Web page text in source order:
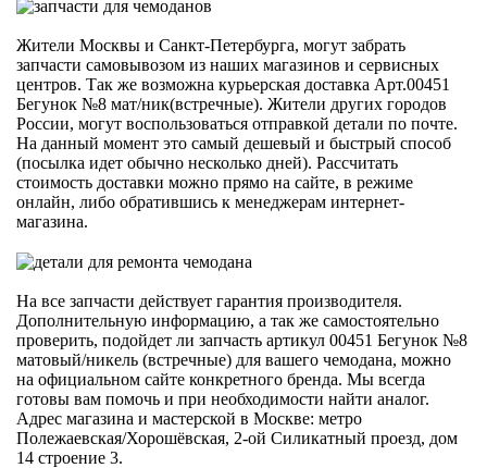
Жители Москвы и Санкт-Петербурга, могут забрать
запчасти самовывозом из наших магазинов и сервисных
центров. Так же возможна курьерская доставка Арт.00451
Бегунок №8 мат/ник(встречные). Жители других городов
России, могут воспользоваться отправкой детали по почте.
На данный момент это самый дешевый и быстрый способ
(посылка идет обычно несколько дней). Рассчитать
стоимость доставки можно прямо на сайте, в режиме
онлайн, либо обратившись к менеджерам интернет-
магазина.
На все запчасти действует гарантия производителя.
Дополнительную информацию, а так же самостоятельно
проверить, подойдет ли запчасть артикул 00451 Бегунок №8
матовый/никель (встречные) для вашего чемодана, можно
на официальном сайте конкретного бренда. Мы всегда
готовы вам помочь и при необходимости найти аналог.
Адрес магазина и мастерской в Москве: метро
Полежаевская/Хорошёвская, 2-ой Силикатный проезд, дом
14 строение 3.